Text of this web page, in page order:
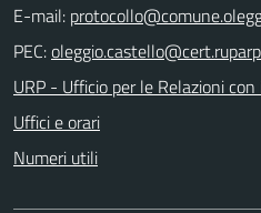
E-mail:
PEC:
URP - Ufficio per le Relazioni
Uffici e orari
Numeri utili